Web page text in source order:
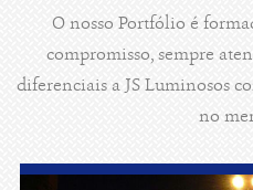
O nosso Portfólio é
compromisso, sempre
diferenciais a JS Luminosos
no